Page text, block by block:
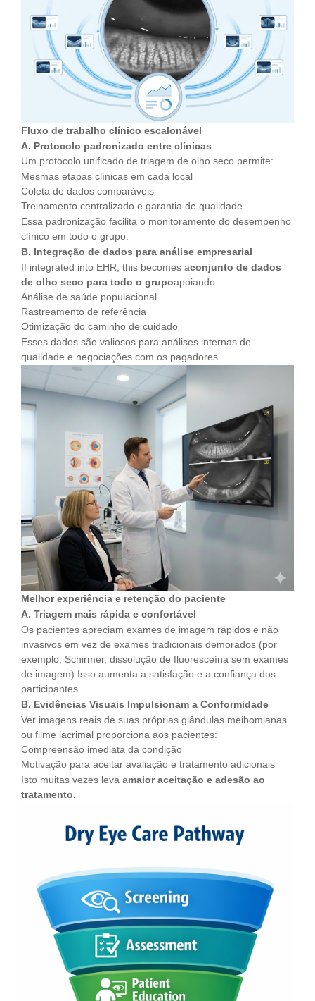
Fluxo de trabalho clínico escalonável
A. Protocolo padronizado entre clínicas
Um protocolo unificado de triagem de olho seco permite:
Mesmas etapas clínicas em cada local
Coleta de dados comparáveis
Treinamento centralizado e garantia de qualidade
Essa padronização facilita o monitoramento do desempenho
clínico em todo o grupo.
B. Integração de dados para análise empresarial
If integrated into EHR, this becomes aconjunto de dados
de olho seco para todo o grupoapoiando:
Análise de saúde populacional
Rastreamento de referência
Otimização do caminho de cuidado
Esses dados são valiosos para análises internas de
qualidade e negociações com os pagadores.
Melhor experiência e retenção do paciente
A. Triagem mais rápida e confortável
Os pacientes apreciam exames de imagem rápidos e não
invasivos em vez de exames tradicionais demorados (por
exemplo, Schirmer, dissolução de fluoresceína sem exames
de imagem).Isso aumenta a satisfação e a confiança dos
participantes.
B. Evidências Visuais Impulsionam a Conformidade
Ver imagens reais de suas próprias glândulas meibomianas
ou filme lacrimal proporciona aos pacientes:
Compreensão imediata da condição
Motivação para aceitar avaliação e tratamento adicionais
Isto muitas vezes leva amaior aceitação e adesão ao
tratamento.